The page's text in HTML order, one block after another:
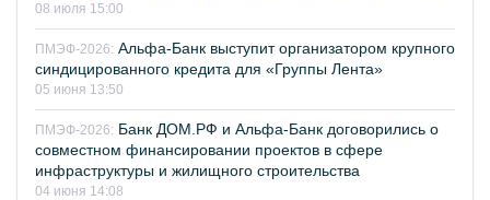
08 июля 15:00
ПМЭФ-2026: Альфа-Банк выступит организатором крупного
синдицированного кредита для «Группы Лента»
05 июня 13:50
ПМЭФ-2026: Банк ДОМ.РФ и Альфа-Банк договорились о
совместном финансировании проектов в сфере
инфраструктуры и жилищного строительства
04 июня 14:08